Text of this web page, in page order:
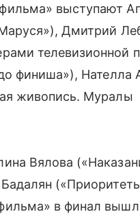
выступают
Дмитрий
телевизионной
финиша»), Нателла
живопись. Муралы
Вялова
в финал